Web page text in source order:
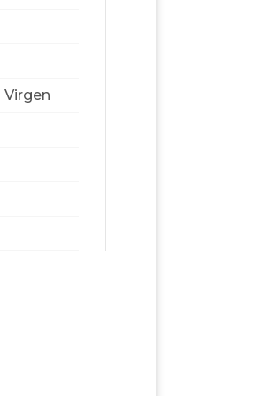
Virgen